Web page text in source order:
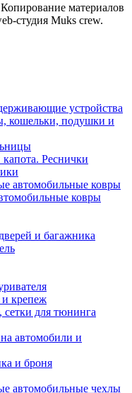
материалов
студия Muks crew.
устройства
кошельки, подушки и
Реснички
автомобильные ковры
ковры
и багажника
крепеж
сетки для тюнинга
автомобили и
и броня
автомобильные чехлы